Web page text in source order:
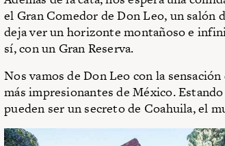
el Gran Comedor de Don Leo, un salón
deja ver un horizonte montañoso e
sí, con un Gran Reserva.
Nos vamos de Don Leo con la
más impresionantes de México.
pueden ser un secreto de Coahuila, el